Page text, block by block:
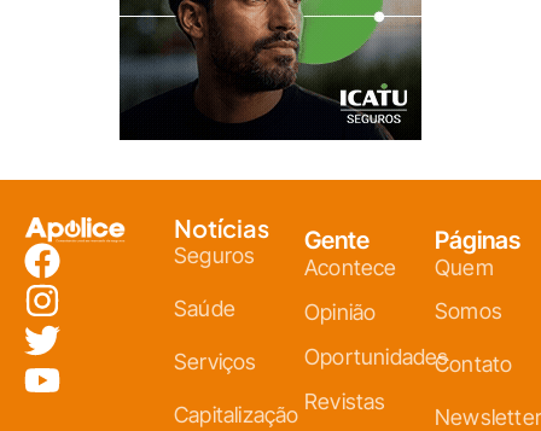
Notícias
Seguros
Saúde
Serviços
Capitalização
Gente
Acontece
Opinião
Oportunidades
Revistas
Páginas
Quem
Somos
Contato
Newsletter